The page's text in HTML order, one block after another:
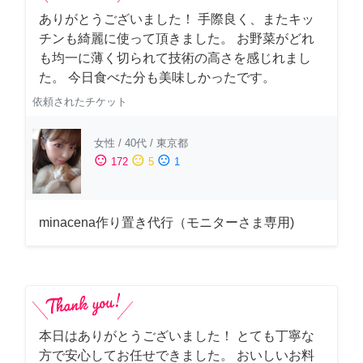
ありがとうございました！ 手際良く、またキッ
チンも綺麗に使って頂きました。 お野菜がどれ
も均一に薄く切られて技術の高さを感じれまし
た。 今日食べた分も美味しかったです。
依頼されたチケット
女性 / 40代 / 東京都
sentiment_satisfied 172 sentiment_neutral 5 sentiment_dissatisfied 1
minacena作り置き代行（モニターさま専用)
本日はありがとうございました！ とても丁寧な
方で安心してお任せできました。 おいしいお料